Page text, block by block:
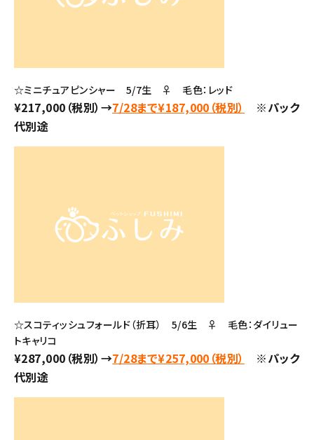
☆ミニチュアピンシャー 5/7生 ♀ 毛色：レッド
¥217,000（税別）→7/28まで¥187,000（税別）
※パック
代別途
☆スコティッシュフォールド（折耳） 5/6生 ♀ 毛色：ダイリュー
トキャリコ
¥287,000（税別）→7/28まで¥257,000（税別）
※パック
代別途